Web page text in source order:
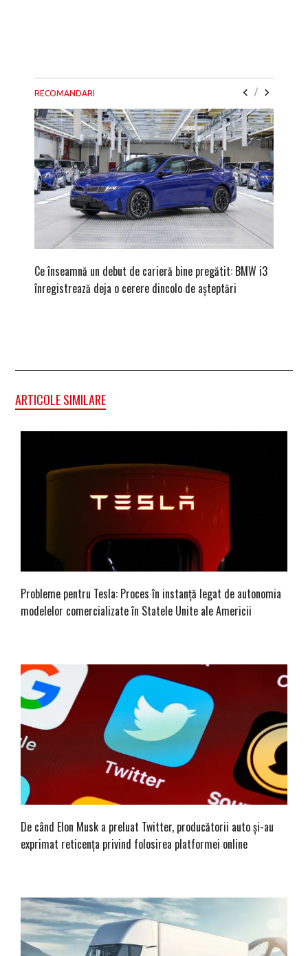
RECOMANDARI /
Ce înseamnă un debut de carieră bine pregătit: BMW i3
înregistrează deja o cerere dincolo de așteptări
ARTICOLE SIMILARE
Probleme pentru Tesla: Proces în instanță legat de autonomia
modelelor comercializate în Statele Unite ale Americii
De când Elon Musk a preluat Twitter, producătorii auto și-au
exprimat reticența privind folosirea platformei online